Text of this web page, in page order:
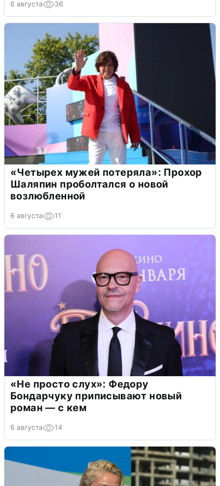
6 августа 36
«Четырех мужей потеряла»: Прохор
Шаляпин проболтался о новой
возлюбленной
6 августа 11
«Не просто слух»: Федору
Бондарчуку приписывают новый
роман — с кем
6 августа 14